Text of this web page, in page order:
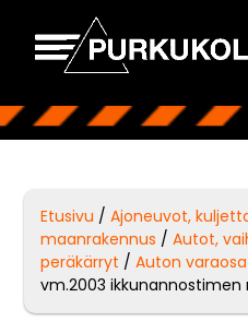
Etusivu /Ajoneuvot,
maanrakennus /Autot,
peräkärryt /Auton
vm.2003